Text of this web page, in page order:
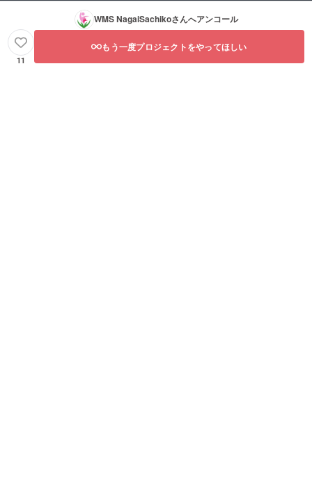
WMS NagaiSachikoさんへアンコール
11
もう一度プロジェクトをやってほしい